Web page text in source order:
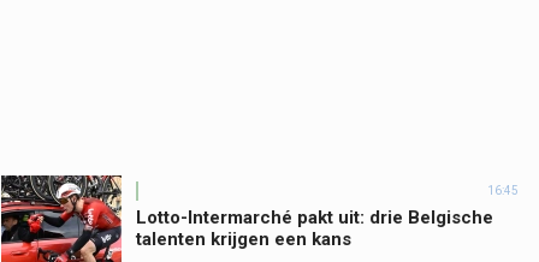
16:45
Lotto-Intermarché pakt uit: drie Belgische
talenten krijgen een kans